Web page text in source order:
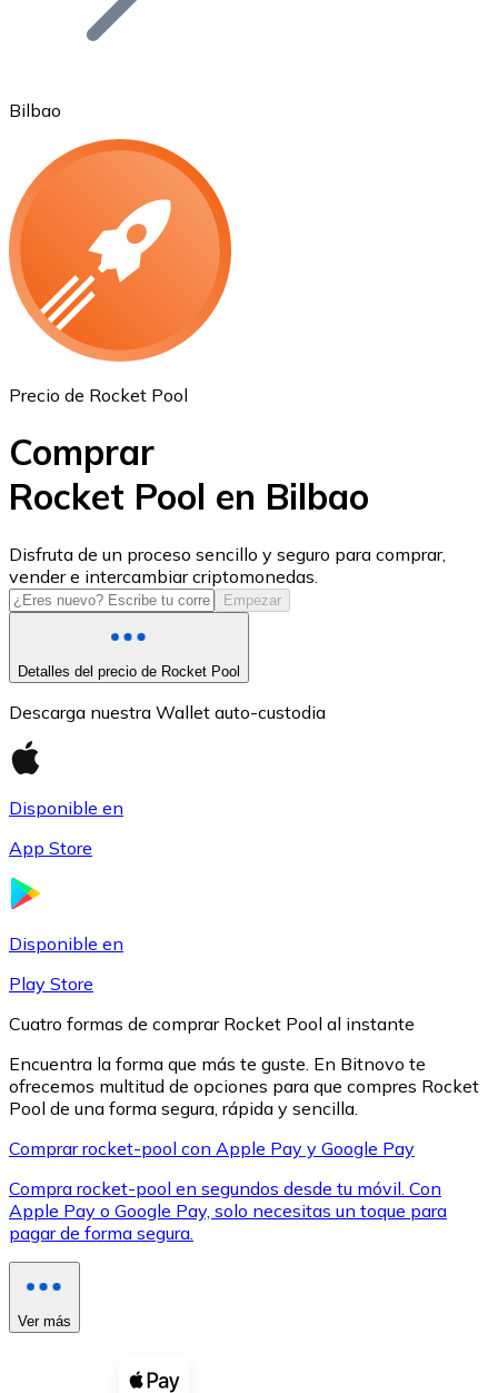
Ethereum
USD Coin
USDC
XRP
XRP
Ver todo
Bilbao
Precio de Rocket Pool
Comprar
Rocket Pool en Bilbao
Disfruta de un proceso sencillo y seguro para comprar,
vender e intercambiar criptomonedas.
Empezar
Detalles del precio de Rocket Pool
Descarga nuestra Wallet auto-custodia
Disponible en
App Store
Disponible en
Play Store
Cuatro formas de comprar Rocket Pool al instante
Encuentra la forma que más te guste. En Bitnovo te
ofrecemos multitud de opciones para que compres Rocket
Pool de una forma segura, rápida y sencilla.
Comprar rocket-pool con Apple Pay y Google Pay
Compra rocket-pool en segundos desde tu móvil. Con
Apple Pay o Google Pay, solo necesitas un toque para
pagar de forma segura.
Ver más